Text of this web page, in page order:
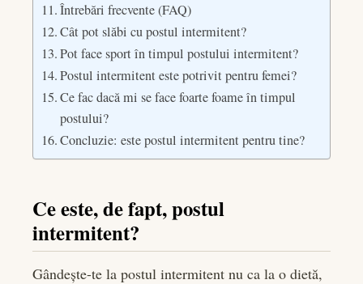
Întrebări frecvente (FAQ)
Cât pot slăbi cu postul intermitent?
Pot face sport în timpul postului intermitent?
Postul intermitent este potrivit pentru femei?
Ce fac dacă mi se face foarte foame în timpul
postului?
Concluzie: este postul intermitent pentru tine?
Ce este, de fapt, postul
intermitent?
Gândește-te la postul intermitent nu ca la o dietă,